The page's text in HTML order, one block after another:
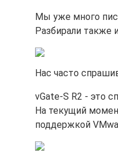
Мы уже много
Разбирали также
Нас часто
vGate-S R2 - это
На текущий
поддержкой